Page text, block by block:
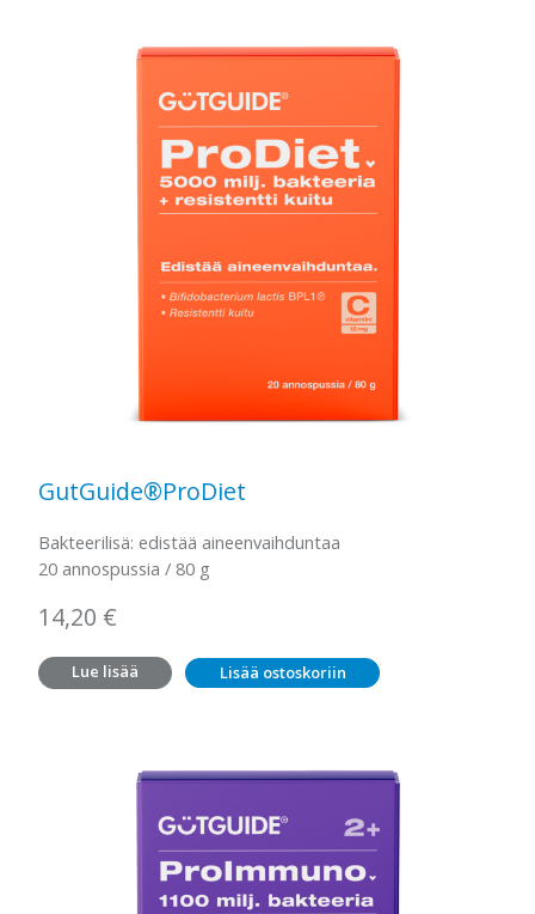
GutGuide®ProDiet
Bakteerilisä: edistää aineenvaihduntaa
20 annospussia / 80 g
14,20 €
Lue lisää Lisää ostoskoriin